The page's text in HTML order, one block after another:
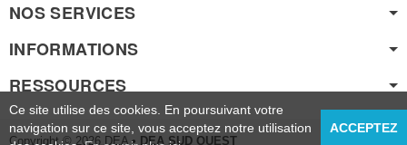
NOS SERVICES
INFORMATIONS
RESSOURCES
Copyright © 2026 DEA • DEA SUD OUEST
Ce site utilise des cookies. En poursuivant votre
navigation sur ce site, vous acceptez notre utilisation
ACCEPTEZ